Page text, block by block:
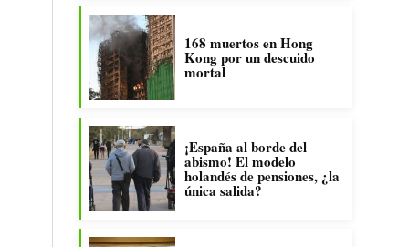
168 muertos en Hong
Kong por un descuido
mortal
¡España al borde del
abismo! El modelo
holandés de pensiones, ¿la
única salida?